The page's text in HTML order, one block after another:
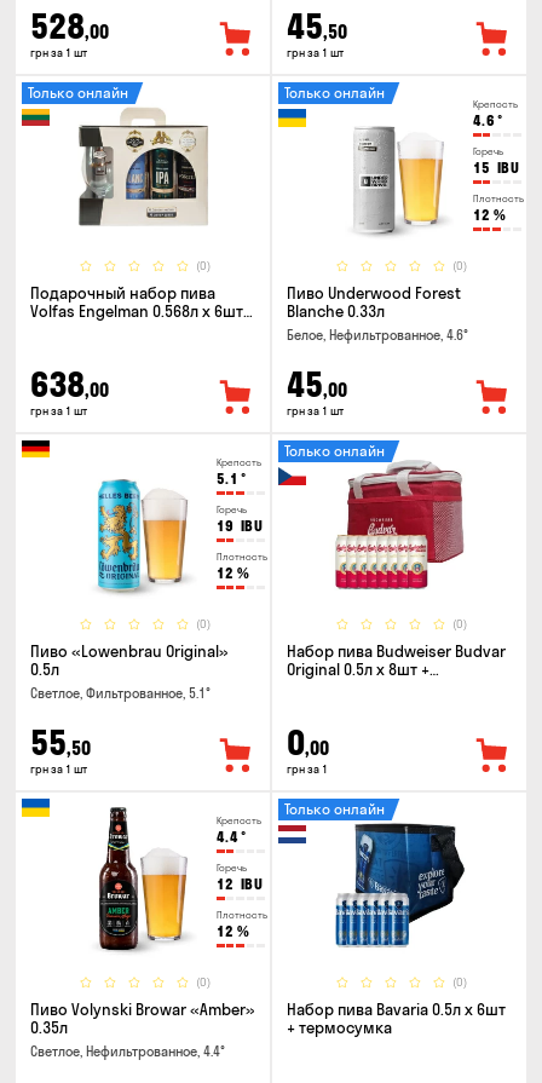
528,00
грн за 1 шт
45,50
грн за 1 шт
(0)
Только онлайн
Подарочный набор пива
Volfas Engelman 0.568л x 6шт +
638,00
грн за 1 шт
Крепость
4.6 °
Горечь
15 IBU
Плотность
12 %
(0)
Только онлайн
Пиво Underwood Forest
Blanche 0.33л
Белое, Нефильтрованное, 4.6°
45,00
грн за 1 шт
Крепость
5.1 °
Горечь
19 IBU
Плотность
12 %
(0)
Пиво «Lowenbrau Original»
0.5л
Светлое, Фильтрованное, 5.1°
55,50
грн за 1 шт
(0)
Только онлайн
Набор пива Budweiser Budvar
Original 0.5л x 8шт +
0,00
грн за 1
Крепость
4.4°
Горечь
12 IBU
Плотность
12 %
(0)
Пиво Volynski Browar «Amber»
0.35л
Светлое, Нефильтрованное, 4.4°
(0)
Только онлайн
Набор пива Bavaria 0.5л х 6шт
+ термосумка